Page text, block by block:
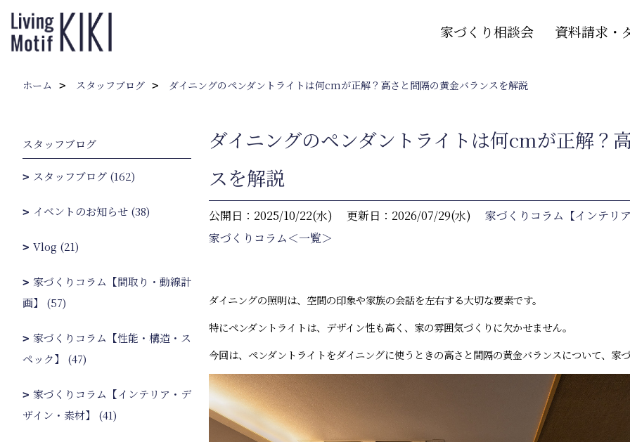
家づくり相談会 資料請求・
ホーム スタッフブログ ダイニングのペンダントライトは何cmが正解？高さと間隔の黄金バランスを解説
ダイニングのペンダントライトは何cmが正解？
スを解説
公開日：2025/10/22(水) 更新日：2026/07/29(水)
家づくりコラム【インテリ
家づくりコラム＜一覧＞
ダイニングの照明は、空間の印象や家族の会話を左右する大切な要素です。
特にペンダントライトは、デザイン性も高く、家の雰囲気づくりに欠かせません。
今回は、ペンダントライトをダイニングに使うときの高さと間隔の黄金バランスについて、家
スタッフブログ
スタッフブログ (162)
イベントのお知らせ (38)
Vlog (21)
家づくりコラム【間取り・動線計
画】 (57)
家づくりコラム【性能・構造・ス
ペック】 (47)
家づくりコラム【インテリア・デ
ザイン・素材】 (41)